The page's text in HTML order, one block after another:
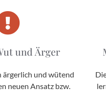
und Ärger
ärgerlich und wütend
neuen Ansatz bzw.